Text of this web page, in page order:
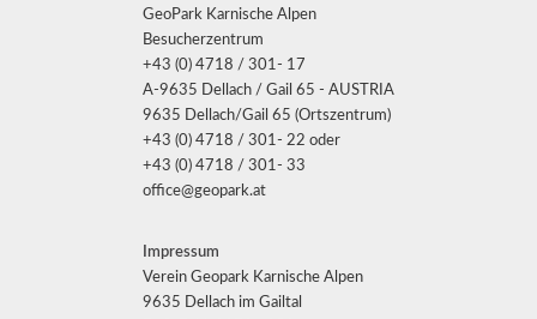
GeoPark Karnische Alpen
Besucherzentrum
+43 (0) 4718 / 301- 17
A-9635 Dellach / Gail 65 - AUSTRIA
9635 Dellach/Gail 65 (Ortszentrum)
+43 (0) 4718 / 301- 22 oder
+43 (0) 4718 / 301- 33
office@geopark.at
Impressum
Verein Geopark Karnische Alpen
9635 Dellach im Gailtal